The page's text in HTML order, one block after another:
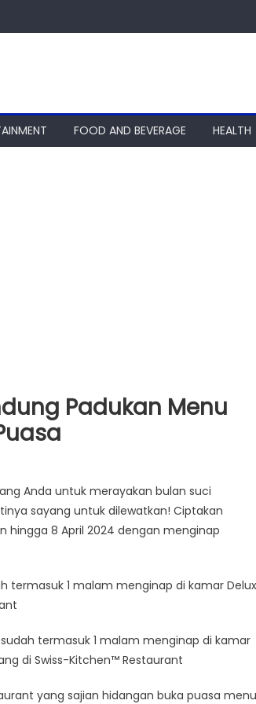
FOOD AND BEVERAGE HEALTH
Padukan Menu
Anda untuk merayakan bulan suci
sayang untuk dilewatkan! Ciptakan
hingga 8 April 2024 dengan menginap
termasuk 1 malam menginap di kamar
termasuk 1 malam menginap di kamar
di Swiss-Kitchen™ Restaurant
yang sajian hidangan buka puasa menu